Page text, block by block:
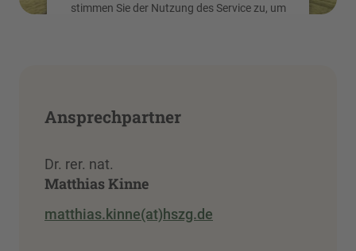
stimmen Sie der Nutzung des Service zu, um
Akzeptieren
Ansprechpartner
Dr. rer. nat.
Matthias Kinne
matthias.kinne(at)hszg.de